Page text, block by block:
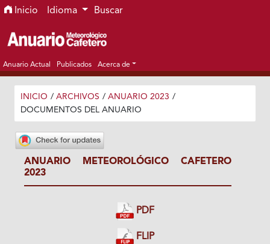
Ir al menú de navegación principal
Ir al contenido principal
Ir al pie de página del sitio
Inicio Idioma Buscar
Anuario Actual Publicados Acerca de
INICIO / ARCHIVOS / ANUARIO 2023 /
DOCUMENTOS DEL ANUARIO
ANUARIO METEOROLÓGICO CAFETERO
2023
PDF
FLIP